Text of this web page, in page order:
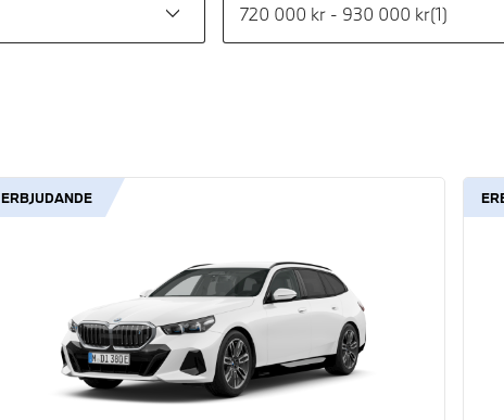
720 000 kr - 930 000 kr(1)
ERBJUDANDE